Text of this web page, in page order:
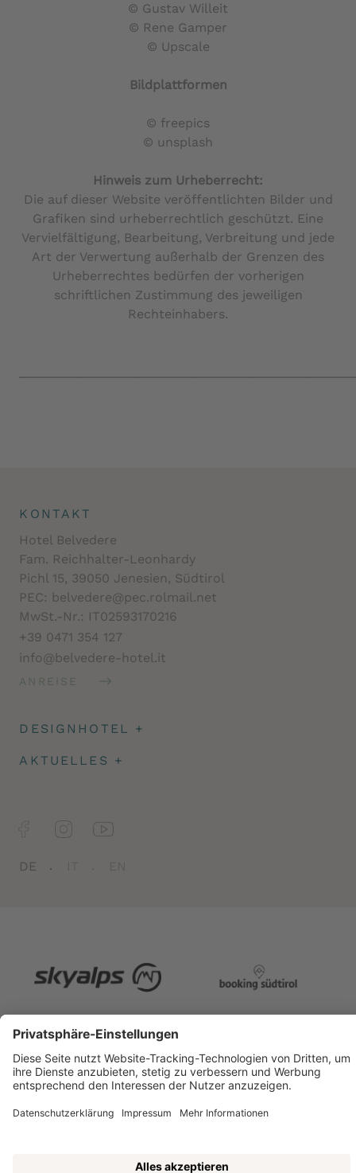
© Gustav Willeit
© Rene Gamper
© Upscale
Bildplattformen
© freepics
© unsplash
Hinweis zum Urheberrecht:
Die auf dieser Website veröffentlichten Bilder und
Grafiken sind urheberrechtlich geschützt. Eine
Vervielfältigung, Bearbeitung, Verbreitung und jede
Art der Verwertung außerhalb der Grenzen des
Urheberrechtes bedürfen der vorherigen
schriftlichen Zustimmung des jeweiligen
Rechteinhabers.
KONTAKT
Hotel Belvedere
Fam. Reichhalter-Leonhardy
Pichl 15, 39050 Jenesien, Südtirol
PEC: belvedere@pec.rolmail.net
MwSt.-Nr.: IT02593170216
+39 0471 354 127
info@belvedere-hotel.it
ANREISE
DESIGNHOTEL +
Architektur
AKTUELLES +
DE
Belvedere CIN: IT021079A1FCJJ6D7G
Impressum
Sitemap
Datenschutzerklärung
Barrierefreiheitserklärung
Cookie-Einstellungen